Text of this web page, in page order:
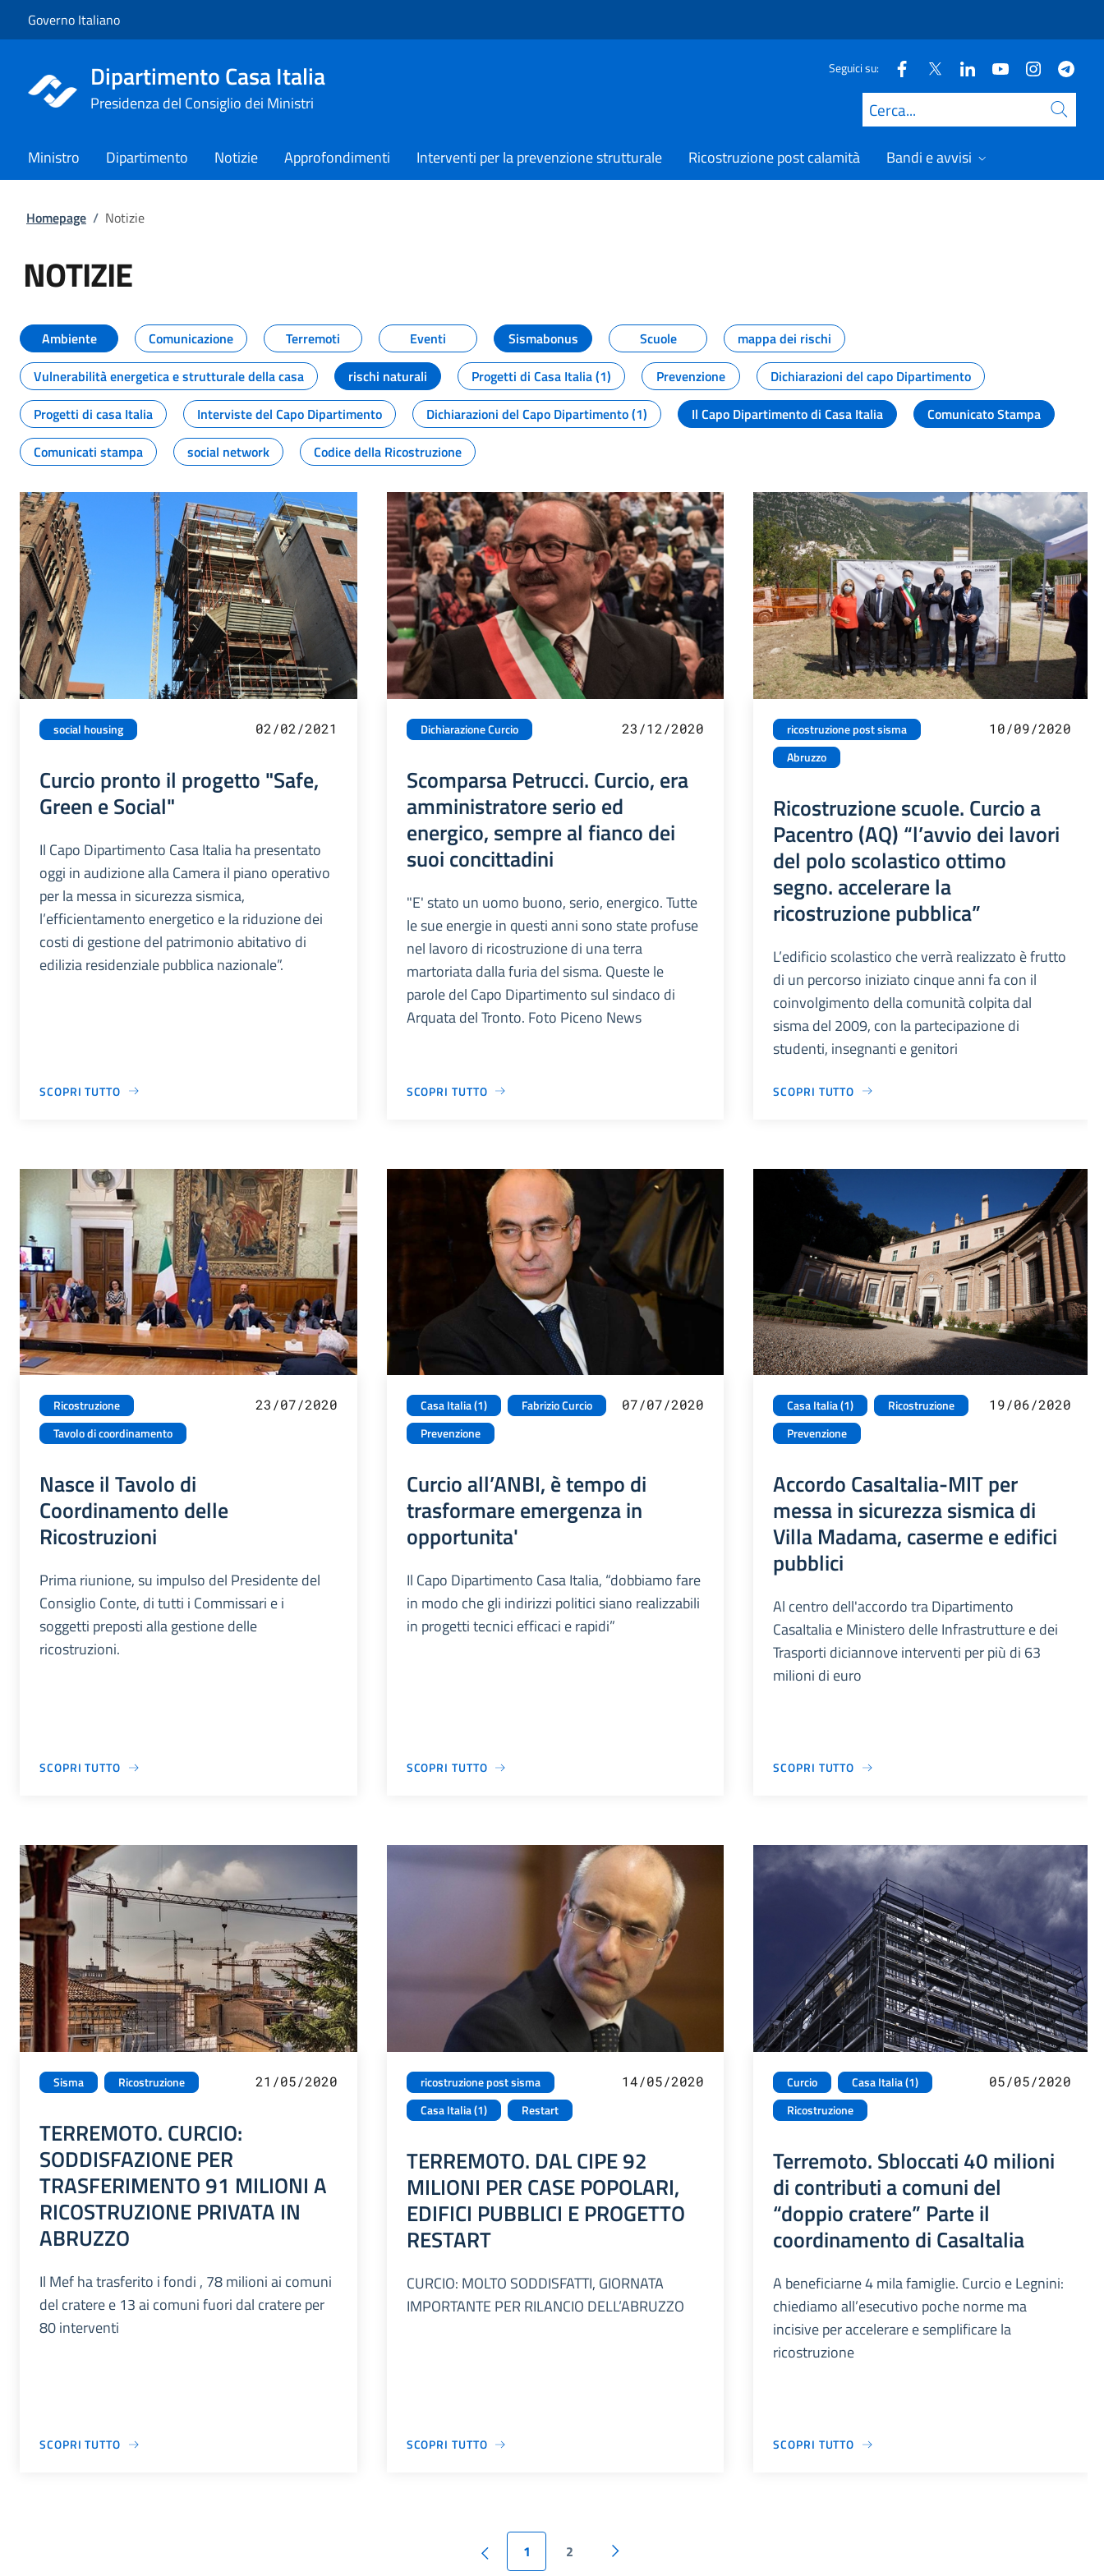
Governo Italiano
Dipartimento Casa Italia
Presidenza del Consiglio dei Ministri
Seguici su:
Cerca
Ministro Dipartimento Notizie Approfondimenti Interventi per la prevenzione strutturale Ricostruzione post calamità Bandi e avvisi
Homepage / Notizie
NOTIZIE
Tutti i contenuti della pagina NOTIZIE
Ambiente Comunicazione Terremoti Eventi Sismabonus Scuole
mappa dei rischi
Vulnerabilità energetica e strutturale della casa
rischi naturali Progetti di Casa Italia (1) Prevenzione
Dichiarazioni del capo Dipartimento
Progetti di casa Italia
Interviste del Capo Dipartimento Dichiarazioni del Capo Dipartimento (1) Il Capo Dipartimento di Casa Italia
Comunicato Stampa
Comunicati stampa
social network Codice della Ricostruzione
social housing 02/02/2021
Curcio pronto il progetto "Safe,
Green e Social"
Il Capo Dipartimento Casa Italia ha presentato
oggi in audizione alla Camera il piano operativo
per la messa in sicurezza sismica,
l’efficientamento energetico e la riduzione dei
costi di gestione del patrimonio abitativo di
edilizia residenziale pubblica nazionale”.
SCOPRI TUTTO
Dichiarazione Curcio 23/12/2020
Scomparsa Petrucci. Curcio, era
amministratore serio ed
energico, sempre al fianco dei
suoi concittadini
"E' stato un uomo buono, serio, energico. Tutte
le sue energie in questi anni sono state profuse
nel lavoro di ricostruzione di una terra
martoriata dalla furia del sisma. Queste le
parole del Capo Dipartimento sul sindaco di
Arquata del Tronto. Foto Piceno News
SCOPRI TUTTO
ricostruzione post sisma
Abruzzo
10/09/2020
Ricostruzione scuole. Curcio a
Pacentro (AQ) “l’avvio dei lavori
del polo scolastico ottimo
segno. accelerare la
ricostruzione pubblica”
L’edificio scolastico che verrà realizzato è frutto
di un percorso iniziato cinque anni fa con il
coinvolgimento della comunità colpita dal
sisma del 2009, con la partecipazione di
studenti, insegnanti e genitori
SCOPRI TUTTO
Ricostruzione
Tavolo di coordinamento
23/07/2020
Nasce il Tavolo di
Coordinamento delle
Ricostruzioni
Prima riunione, su impulso del Presidente del
Consiglio Conte, di tutti i Commissari e i
soggetti preposti alla gestione delle
ricostruzioni.
SCOPRI TUTTO
Casa Italia (1)
Fabrizio Curcio
Prevenzione
07/07/2020
Curcio all’ANBI, è tempo di
trasformare emergenza in
opportunita'
Il Capo Dipartimento Casa Italia, “dobbiamo fare
in modo che gli indirizzi politici siano realizzabili
in progetti tecnici efficaci e rapidi”
SCOPRI TUTTO
Casa Italia (1)
Ricostruzione
Prevenzione
19/06/2020
Accordo CasaItalia-MIT per
messa in sicurezza sismica di
Villa Madama, caserme e edifici
pubblici
Al centro dell'accordo tra Dipartimento
CasaItalia e Ministero delle Infrastrutture e dei
Trasporti diciannove interventi per più di 63
milioni di euro
SCOPRI TUTTO
Sisma Ricostruzione 21/05/2020
TERREMOTO. CURCIO:
SODDISFAZIONE PER
TRASFERIMENTO 91 MILIONI A
RICOSTRUZIONE PRIVATA IN
ABRUZZO
Il Mef ha trasferito i fondi , 78 milioni ai comuni
del cratere e 13 ai comuni fuori dal cratere per
80 interventi
SCOPRI TUTTO
ricostruzione post sisma
Casa Italia (1)
Restart
14/05/2020
TERREMOTO. DAL CIPE 92
MILIONI PER CASE POPOLARI,
EDIFICI PUBBLICI E PROGETTO
RESTART
CURCIO: MOLTO SODDISFATTI, GIORNATA
IMPORTANTE PER RILANCIO DELL’ABRUZZO
SCOPRI TUTTO
Curcio
Casa Italia (1)
Ricostruzione
05/05/2020
Terremoto. Sbloccati 40 milioni
di contributi a comuni del
“doppio cratere” Parte il
coordinamento di CasaItalia
A beneficiarne 4 mila famiglie. Curcio e Legnini:
chiediamo all’esecutivo poche norme ma
incisive per accelerare e semplificare la
ricostruzione
SCOPRI TUTTO
1 2